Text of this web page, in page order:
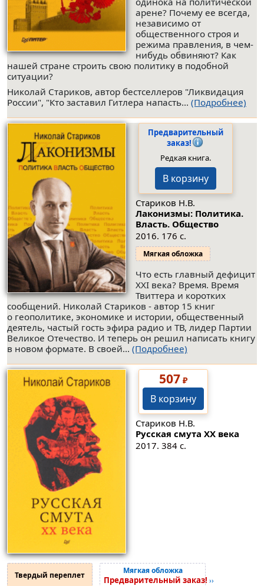
арене? Почему ее всегда,
независимо от
общественного строя и
режима правления, в чем-
нибудь обвиняют? Как
нашей стране строить свою политику в подобной
ситуации?
Николай Стариков, автор бестселлеров "Ликвидация
России", "Кто заставил Гитлера напасть... (Подробнее)
Предварительный
заказ!
Редкая книга.
В корзину
Стариков Н.В.
Лаконизмы: Политика.
Власть. Общество
2016. 176 с.
Мягкая обложка
Что есть главный дефицит
ХХI века? Время. Время
Твиттера и коротких
сообщений. Николай Стариков - автор 15 книг
о геополитике, экономике и истории, общественный
деятель, частый гость эфира радио и ТВ, лидер Партии
Великое Отечество. И теперь он решил написать книгу
в новом формате. В своей... (Подробнее)
507₽
В корзину
Стариков Н.В.
Русская смута XX века
2017. 384 с.
Твердый переплет Мягкая обложка
Предварительный заказ! ››